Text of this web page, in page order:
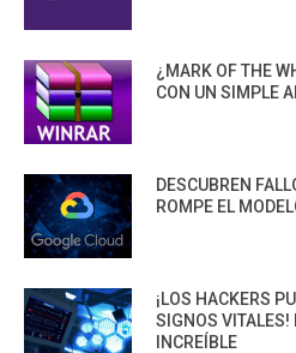
¿MARK OF THE
CON UN SIMPLE
DESCUBREN
ROMPE EL
¡LOS HACKERS
SIGNOS VITALES!
INCREÍBLE